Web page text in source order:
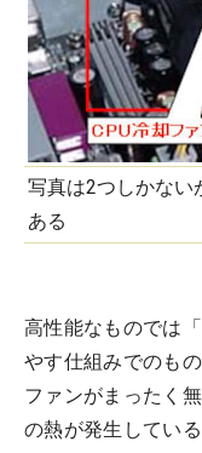
写真は2つしかない
ある
高性能なものでは
やす仕組みでのも
ファンがまったく
の熱が発生してい